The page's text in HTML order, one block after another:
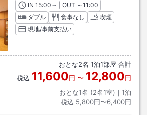
INチェックイン
15:00 ～ | OUT チェックアウト
～11:00
ダブル
食事なし
喫煙
現地/事前支払い
おとな2名 1泊1部屋 合計
税込 11,600円 〜 12,800円
おとな1名 (2名1室)｜ 1泊
税込 5,800円〜6,400円